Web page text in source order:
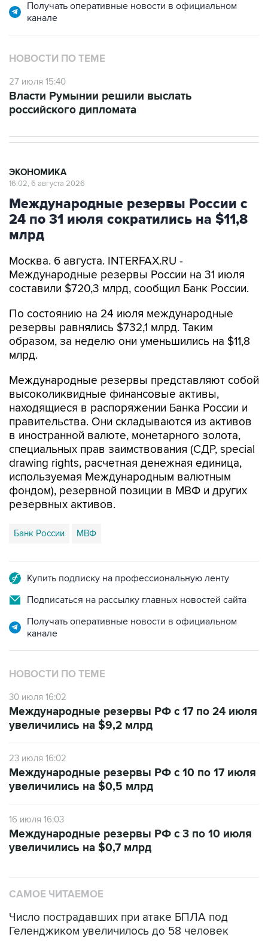
Получать оперативные новости в официальном
канале
НОВОСТИ ПО ТЕМЕ
27 июля 15:40
Власти Румынии решили выслать
российского дипломата
ЭКОНОМИКА
16:02, 6 августа 2026
Международные резервы России с
24 по 31 июля сократились на $11,8
млрд
Москва. 6 августа. INTERFAX.RU -
Международные резервы России на 31 июля
составили $720,3 млрд, сообщил Банк России.
По состоянию на 24 июля международные
резервы равнялись $732,1 млрд. Таким
образом, за неделю они уменьшились на $11,8
млрд.
Международные резервы представляют собой
высоколиквидные финансовые активы,
находящиеся в распоряжении Банка России и
правительства. Они складываются из активов
в иностранной валюте, монетарного золота,
специальных прав заимствования (СДР, special
drawing rights, расчетная денежная единица,
используемая Международным валютным
фондом), резервной позиции в МВФ и других
резервных активов.
Банк России МВФ
Купить подписку на профессиональную ленту
Подписаться на рассылку главных новостей сайта
Получать оперативные новости в официальном
канале
НОВОСТИ ПО ТЕМЕ
30 июля 16:02
Международные резервы РФ с 17 по 24 июля
увеличились на $9,2 млрд
23 июля 16:02
Международные резервы РФ с 10 по 17 июля
увеличились на $0,5 млрд
16 июля 16:03
Международные резервы РФ с 3 по 10 июля
увеличились на $0,7 млрд
САМОЕ ЧИТАЕМОЕ
Число пострадавших при атаке БПЛА под
Геленджиком увеличилось до 58 человек